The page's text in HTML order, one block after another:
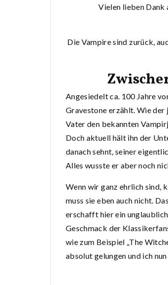
Vielen lieben Dank
Die Vampire sind zurück,
Angesiedelt ca. 100 Jahre
Gravestone erzählt. Wie der
Vater den bekannten
Doch aktuell hält ihn der
danach sehnt, seiner
Alles wusste er aber noch
Wenn wir ganz ehrlich sind,
muss sie eben auch nicht.
erschafft hier ein
Geschmack der
wie zum Beispiel „The
absolut gelungen und ich